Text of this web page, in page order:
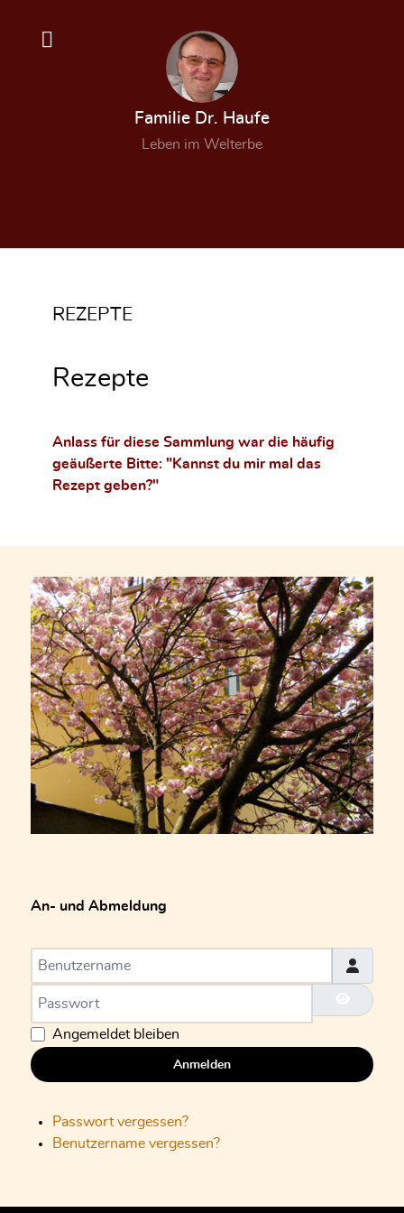
Familie Dr. Haufe
Leben im Welterbe
REZEPTE
Rezepte
Anlass für diese Sammlung war die häufig
geäußerte Bitte: "Kannst du mir mal das
Rezept geben?"
An- und Abmeldung
Benutzername
Angemeldet bleiben
Anmelden
Passwort vergessen?
Benutzername vergessen?